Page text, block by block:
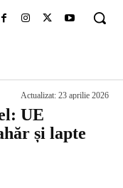
Actualizat: 23 aprilie 2026
UE
și lapte